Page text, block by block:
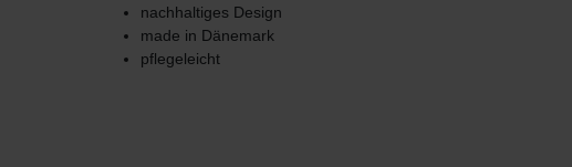
nachhaltiges Design
made in Dänemark
pflegeleicht